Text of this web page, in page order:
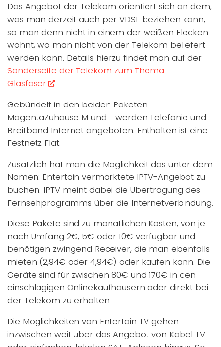
Das Angebot der Telekom orientiert sich an dem,
was man derzeit auch per VDSL beziehen kann,
so man denn nicht in einem der weißen Flecken
wohnt, wo man nicht von der Telekom beliefert
werden kann. Details hierzu findet man auf der
Sonderseite der Telekom zum Thema
Glasfaser
.
Gebündelt in den beiden Paketen
MagentaZuhause M und L werden Telefonie und
Breitband Internet angeboten. Enthalten ist eine
Festnetz Flat.
Zusätzlich hat man die Möglichkeit das unter dem
Namen: Entertain vermarktete IPTV-Angebot zu
buchen. IPTV meint dabei die Übertragung des
Fernsehprogramms über die Internetverbindung.
Diese Pakete sind zu monatlichen Kosten, von je
nach Umfang 2€, 5€ oder 10€ verfügbar und
benötigen zwingend Receiver, die man ebenfalls
mieten (2,94€ oder 4,94€) oder kaufen kann. Die
Geräte sind für zwischen 80€ und 170€ in den
einschlägigen Onlinekaufhäusern oder direkt bei
der Telekom zu erhalten.
Die Möglichkeiten von Entertain TV gehen
inzwischen weit über das Angebot von Kabel TV